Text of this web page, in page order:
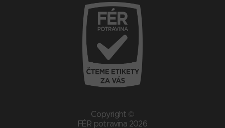
Copyright ©
FÉR potravina 2026